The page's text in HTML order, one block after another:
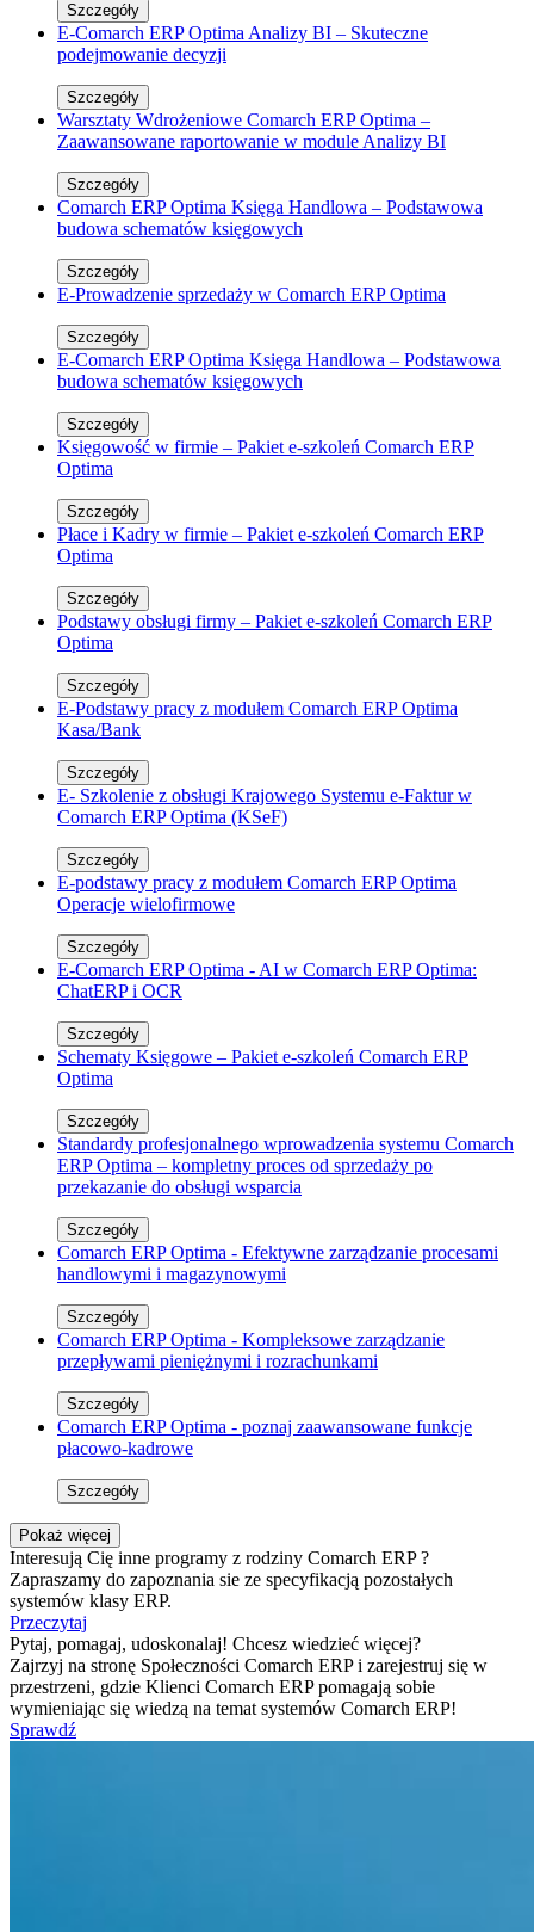
Szczegóły
E-Comarch ERP Optima Analizy BI – Skuteczne
podejmowanie decyzji
Szczegóły
Warsztaty Wdrożeniowe Comarch ERP Optima –
Zaawansowane raportowanie w module Analizy BI
Szczegóły
Comarch ERP Optima Księga Handlowa – Podstawowa
budowa schematów księgowych
Szczegóły
E-Prowadzenie sprzedaży w Comarch ERP Optima
Szczegóły
E-Comarch ERP Optima Księga Handlowa – Podstawowa
budowa schematów księgowych
Szczegóły
Księgowość w firmie – Pakiet e-szkoleń Comarch ERP
Optima
Szczegóły
Płace i Kadry w firmie – Pakiet e-szkoleń Comarch ERP
Optima
Szczegóły
Podstawy obsługi firmy – Pakiet e-szkoleń Comarch ERP
Optima
Szczegóły
E-Podstawy pracy z modułem Comarch ERP Optima
Kasa/Bank
Szczegóły
E- Szkolenie z obsługi Krajowego Systemu e-Faktur w
Comarch ERP Optima (KSeF)
Szczegóły
E-podstawy pracy z modułem Comarch ERP Optima
Operacje wielofirmowe
Szczegóły
E-Comarch ERP Optima - AI w Comarch ERP Optima:
ChatERP i OCR
Szczegóły
Schematy Księgowe – Pakiet e-szkoleń Comarch ERP
Optima
Szczegóły
Standardy profesjonalnego wprowadzenia systemu Comarch
ERP Optima – kompletny proces od sprzedaży po
przekazanie do obsługi wsparcia
Szczegóły
Comarch ERP Optima - Efektywne zarządzanie procesami
handlowymi i magazynowymi
Szczegóły
Comarch ERP Optima - Kompleksowe zarządzanie
przepływami pieniężnymi i rozrachunkami
Szczegóły
Comarch ERP Optima - poznaj zaawansowane funkcje
płacowo-kadrowe
Szczegóły
Pokaż więcej
Interesują Cię inne programy z rodziny Comarch ERP ?
Zapraszamy do zapoznania sie ze specyfikacją pozostałych
systemów klasy ERP.
Przeczytaj
Pytaj, pomagaj, udoskonalaj! Chcesz wiedzieć więcej?
Zajrzyj na stronę Społeczności Comarch ERP i zarejestruj się w
przestrzeni, gdzie Klienci Comarch ERP pomagają sobie
wymieniając się wiedzą na temat systemów Comarch ERP!
Sprawdź